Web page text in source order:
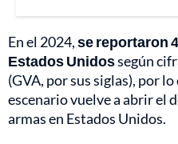
En el 2024,se reportaron
Estados Unidossegún
(GVA, por sus siglas), por
escenario vuelve a abrir el
armas en Estados Unidos.